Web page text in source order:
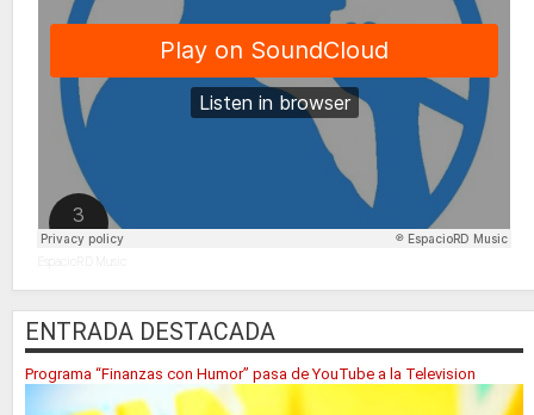
ENTRADA DESTACADA
Programa “Finanzas con Humor” pasa de YouTube a la Television